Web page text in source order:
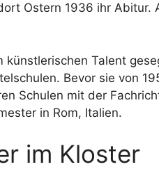
Ostern 1936 ihr
künstlerischen Talent
Bevor sie von
Schulen mit der
in Rom, Italien.
im Kloster